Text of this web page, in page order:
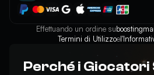
Effettuando un ordine su
Termini di Utilizzoe
Perché i Giocatori